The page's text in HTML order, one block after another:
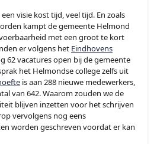
visie kost tijd, veel tijd. En zoals
kampt de gemeente Helmond
met een groot te kort
er volgens het Eindhovens
62 vacatures open bij de gemeente
het Helmondse college zelfs uit
is aan 288 nieuwe medewerkers,
van 642. Waarom zouden we de
blijven inzetten voor het schrijven
vervolgens nog eens
worden geschreven voordat er kan